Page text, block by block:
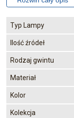
Typ Lampy
Ilość źródeł
Rodzaj gwintu
Materiał
Kolor
Kolekcja